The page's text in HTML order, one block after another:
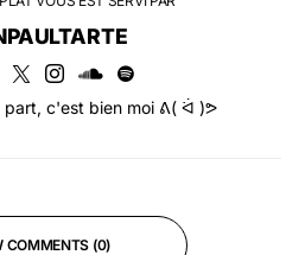
part, c'est bien moi ᕕ( ᐛ )ᕗ
COMMENTS (0)